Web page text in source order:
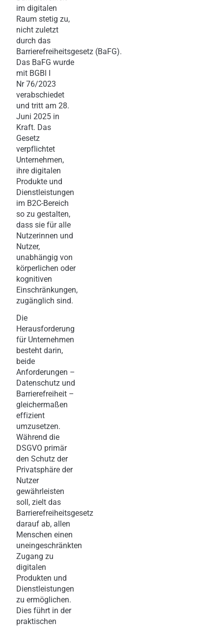
im digitalen
Raum stetig zu,
nicht zuletzt
durch das
Barrierefreiheitsgesetz (BaFG).
Das BaFG wurde
mit BGBl I
Nr 76/2023
verabschiedet
und tritt am 28.
Juni 2025 in
Kraft. Das
Gesetz
verpflichtet
Unternehmen,
ihre digitalen
Produkte und
Dienstleistungen
im B2C-Bereich
so zu gestalten,
dass sie für alle
Nutzerinnen und
Nutzer,
unabhängig von
körperlichen oder
kognitiven
Einschränkungen,
zugänglich sind.
Die
Herausforderung
für Unternehmen
besteht darin,
beide
Anforderungen –
Datenschutz und
Barrierefreiheit –
gleichermaßen
effizient
umzusetzen.
Während die
DSGVO primär
den Schutz der
Privatsphäre der
Nutzer
gewährleisten
soll, zielt das
Barrierefreiheitsgesetz
darauf ab, allen
Menschen einen
uneingeschränkten
Zugang zu
digitalen
Produkten und
Dienstleistungen
zu ermöglichen.
Dies führt in der
praktischen